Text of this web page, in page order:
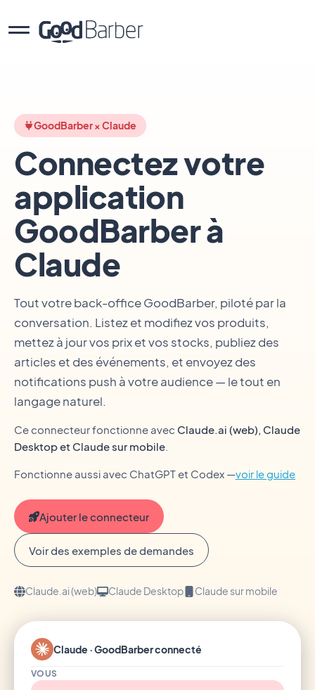
GoodBarber × Claude
Connectez votre
application
GoodBarber à
Claude
Tout votre back-office GoodBarber, piloté par la
conversation. Listez et modifiez vos produits,
mettez à jour vos prix et vos stocks, publiez des
articles et des événements, et envoyez des
notifications push à votre audience — le tout en
langage naturel.
Ce connecteur fonctionne avec Claude.ai (web), Claude
Desktop et Claude sur mobile
Fonctionne aussi avec ChatGPT et Codex —voir le guide
Ajouter le connecteur
Voir des exemples de demandes
Claude.ai (web) Claude Desktop Claude sur mobile
Claude · GoodBarber connecté
VOUS